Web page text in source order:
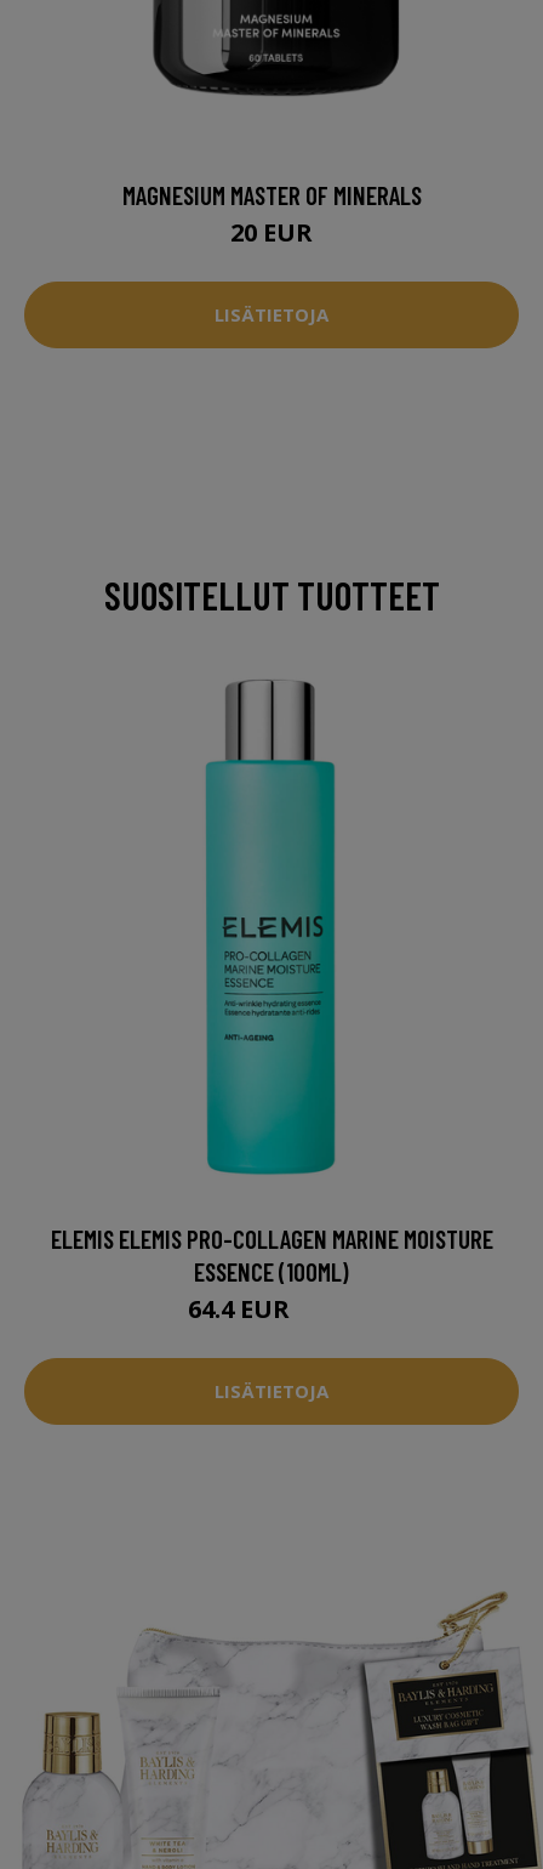
MAGNESIUM MASTER OF MINERALS
20 EUR
LISÄTIETOJA
SUOSITELLUT TUOTTEET
ELEMIS ELEMIS PRO-COLLAGEN MARINE MOISTURE
ESSENCE (100ML)
64.4 EUR
LISÄTIETOJA